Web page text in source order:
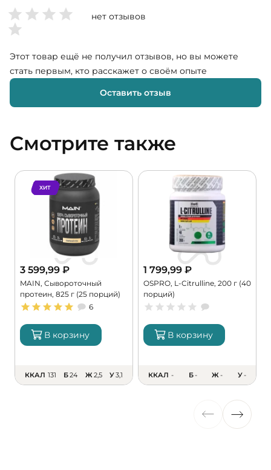
нет отзывов
Этот товар ещё не получил отзывов, но вы можете
стать первым, кто расскажет о своём опыте
Оставить отзыв
Смотрите также
ХИТ
3 599,99 ₽
MAIN, Сывороточный
протеин, 825 г (25 порций)
6
В корзину
ККАЛ 131 Б24 Ж2,5 У3,1
1 799,99 ₽
OSPRO, L-Citrulline, 200 г (40
порций)
В корзину
ККАЛ - Б- Ж- У-